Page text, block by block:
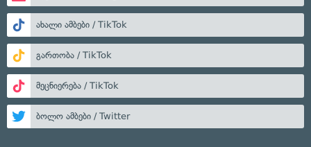
ახალი ამბები / TikTok
გართობა / TikTok
მეცნიერება / TikTok
ბოლო ამბები / Twitter